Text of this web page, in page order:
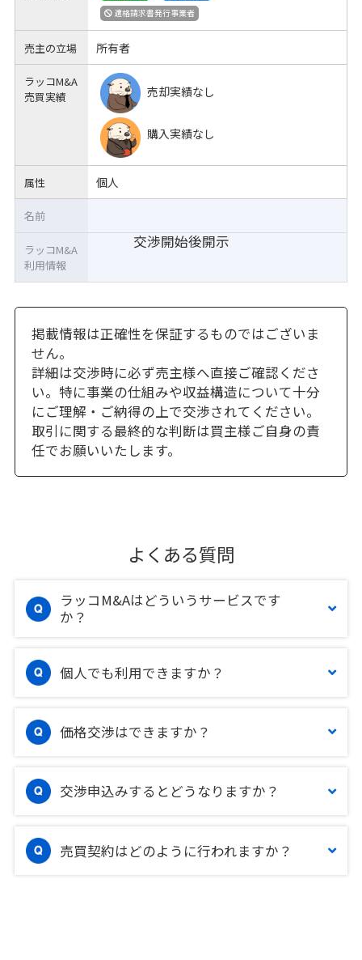
適格請求書発行事業者
売主の立場 所有者
ラッコM&A
売買実績
売却実績なし
購入実績なし
属性 個人
交渉開始後開示
名前
ラッコM&A
利用情報
掲載情報は正確性を保証するものではございま
せん。
詳細は交渉時に必ず売主様へ直接ご確認くださ
い。特に事業の仕組みや収益構造について十分
にご理解・ご納得の上で交渉されてください。
取引に関する最終的な判断は買主様ご自身の責
任でお願いいたします。
よくある質問
ラッコM&Aはどういうサービスです
か？
個人でも利用できますか？
価格交渉はできますか？
交渉申込みするとどうなりますか？
売買契約はどのように行われますか？